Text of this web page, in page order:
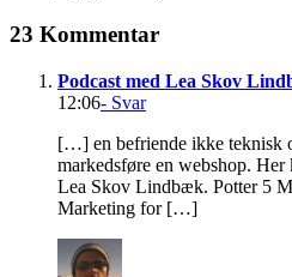
23 Kommentar
Podcast med Lea Skov
12:06- Svar
[…] en befriende ikke teknisk
markedsføre en webshop. Her
Lea Skov Lindbæk. Potter 5
Marketing for […]